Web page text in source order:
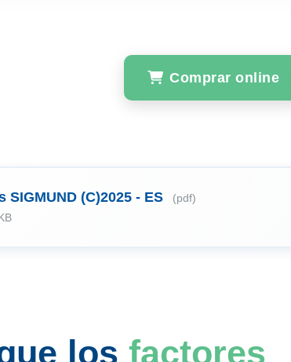
Comprar online
SIGMUND (C)2025 - ES
(pdf)
los factores